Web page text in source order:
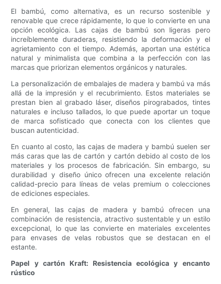
El bambú, como alternativa, es un recurso sostenible y
renovable que crece rápidamente, lo que lo convierte en una
opción ecológica. Las cajas de bambú son ligeras pero
increíblemente duraderas, resistiendo la deformación y el
agrietamiento con el tiempo. Además, aportan una estética
natural y minimalista que combina a la perfección con las
marcas que priorizan elementos orgánicos y naturales.
La personalización de embalajes de madera y bambú va más
allá de la impresión y el recubrimiento. Estos materiales se
prestan bien al grabado láser, diseños pirograbados, tintes
naturales e incluso tallados, lo que puede aportar un toque
de marca sofisticado que conecta con los clientes que
buscan autenticidad.
En cuanto al costo, las cajas de madera y bambú suelen ser
más caras que las de cartón y cartón debido al costo de los
materiales y los procesos de fabricación. Sin embargo, su
durabilidad y diseño único ofrecen una excelente relación
calidad-precio para líneas de velas premium o colecciones
de ediciones especiales.
En general, las cajas de madera y bambú ofrecen una
combinación de resistencia, atractivo sustentable y un estilo
excepcional, lo que las convierte en materiales excelentes
para envases de velas robustos que se destacan en el
estante.
Papel y cartón Kraft: Resistencia ecológica y encanto
rústico